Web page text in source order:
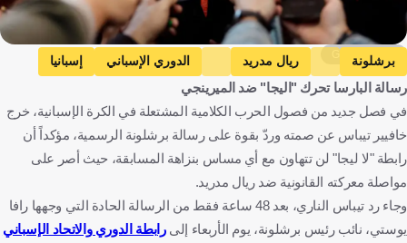
Getty Images
برشلونة ريال مدريد الدوري الإسباني
إسبانيا
كرة قدم
رسالة البارسا تحرك "اليجا" ضد الميرينجي
في فصل جديد من فصول الحرب الكلامية المشتعلة في الكرة الإسبانية، خرج
خافيير تيباس عن صمته وردّ بقوة على رسالة برشلونة الرسمية، مؤكداً أن
رابطة "لا ليجا" لن تتهاون مع أي مساس بنزاهة المسابقة، حيث أصر على
مواصلة معركته القانونية ضد ريال مدريد.
وجاء رد تيباس الناري، بعد 48 ساعة فقط من الرسالة الحادة التي وجهها رافا
يوستي، نائب رئيس برشلونة، يوم الأربعاء إلىرابطة الدوري والاتحاد الإسباني